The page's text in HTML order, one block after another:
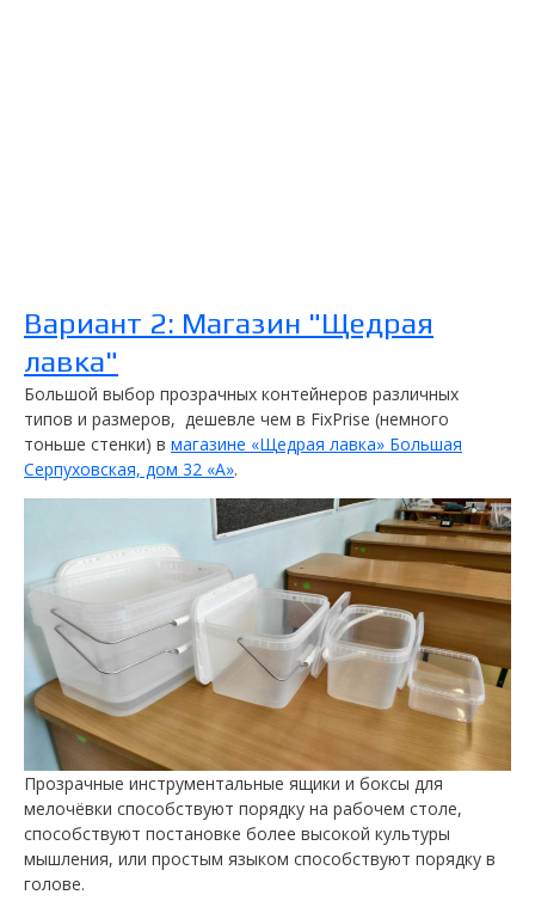
Вариант 2: Магазин "Щедрая
лавка"
Большой выбор прозрачных контейнеров различных
типов и размеров, дешевле чем в FixPrise (немного
тоньше стенки) в магазине «Щедрая лавка» Большая
Серпуховская, дом 32 «А».
Прозрачные инструментальные ящики и боксы для
мелочёвки способствуют порядку на рабочем столе,
способствуют постановке более высокой культуры
мышления, или простым языком способствуют порядку в
голове.